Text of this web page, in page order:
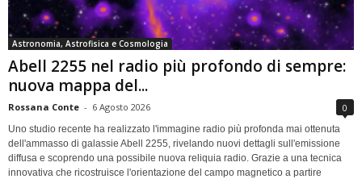
Astronomia, Astrofisica e Cosmologia
Abell 2255 nel radio più profondo di sempre:
nuova mappa del...
Rossana Conte - 6 Agosto 2026 0
Uno studio recente ha realizzato l'immagine radio più profonda mai ottenuta
dell'ammasso di galassie Abell 2255, rivelando nuovi dettagli sull'emissione
diffusa e scoprendo una possibile nuova reliquia radio. Grazie a una tecnica
innovativa che ricostruisce l'orientazione del campo magnetico a partire